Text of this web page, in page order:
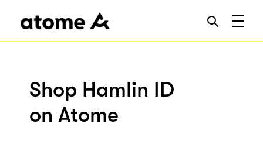
Shop Hamlin ID
on Atome